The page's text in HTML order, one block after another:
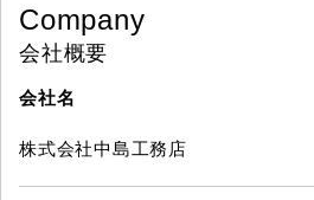
Company
会社概要
会社名
株式会社中島工務店